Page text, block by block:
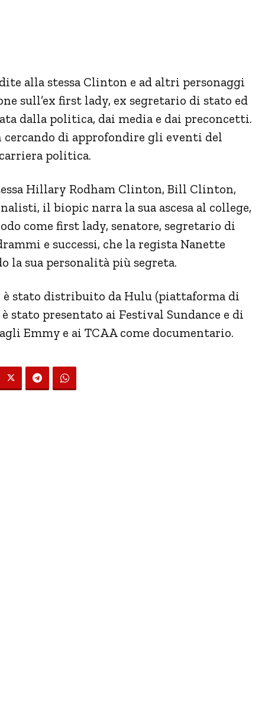
alla stessa Clinton e ad altri personaggi
sull’ex first lady, ex segretario di stato ed
dalla politica, dai media e dai preconcetti.
di approfondire gli eventi del
politica.
Hillary Rodham Clinton, Bill Clinton,
il biopic narra la sua ascesa al college,
come first lady, senatore, segretario di
e successi, che la regista Nanette
la sua personalità più segreta.
stato distribuito da Hulu (piattaforma di
stato presentato ai Festival Sundance e di
Emmy e ai TCAA come documentario.